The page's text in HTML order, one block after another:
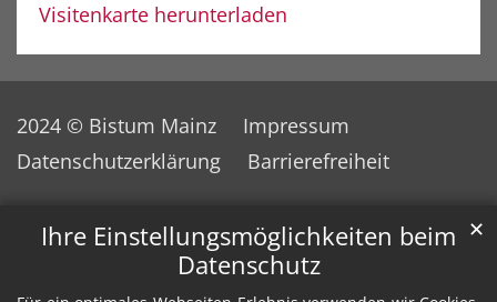
Ihre Einstellungsmöglichkeiten beim
Datenschutz
✕
Visitenkarte herunterladen
2024 © Bistum Mainz
Impressum
Datenschutzerklärung
Barrierefreiheit